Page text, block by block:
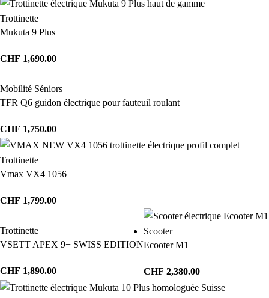
Trottinette
Mukuta 9 Plus
CHF 1,690.00
Mobilité Séniors
TFR Q6 guidon électrique pour fauteuil roulant
CHF 1,750.00
Trottinette
Vmax VX4 1056
CHF 1,799.00
Trottinette
VSETT APEX 9+ SWISS EDITION
CHF 1,890.00
Scooter
Ecooter M1
CHF 2,380.00